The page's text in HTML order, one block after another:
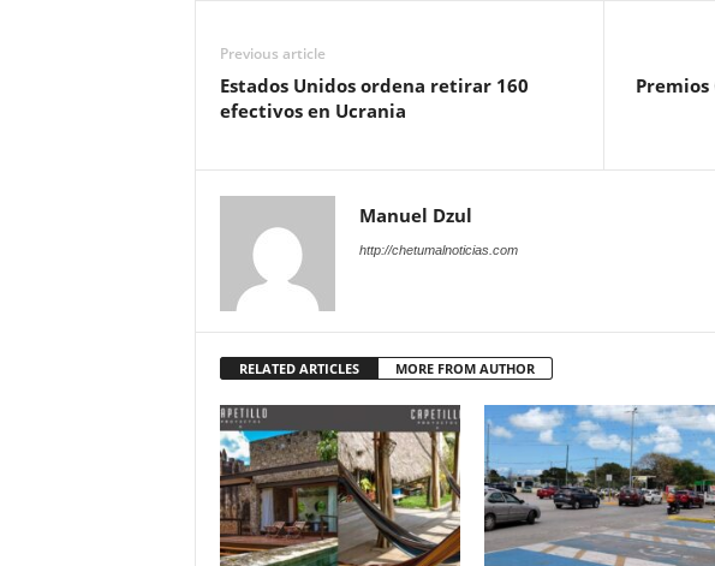
Previous article
Estados Unidos ordena retirar 160
efectivos en Ucrania
Premios
Manuel Dzul
http://chetumalnoticias.com
RELATED ARTICLES MORE FROM AUTHOR